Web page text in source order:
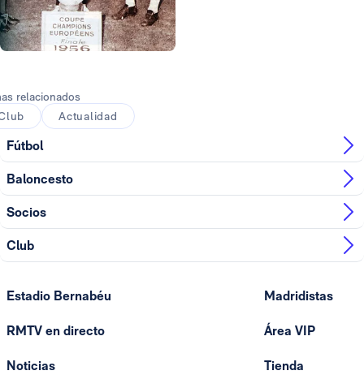
relacionados
Actualidad
Fútbol
Baloncesto
Socios
Club
Estadio Bernabéu
RMTV en directo
Noticias
Madridistas
Área VIP
Tienda